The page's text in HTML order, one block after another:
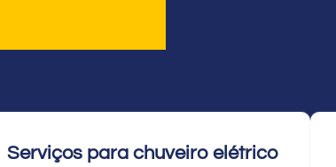
Serviços para chuveiro elétrico